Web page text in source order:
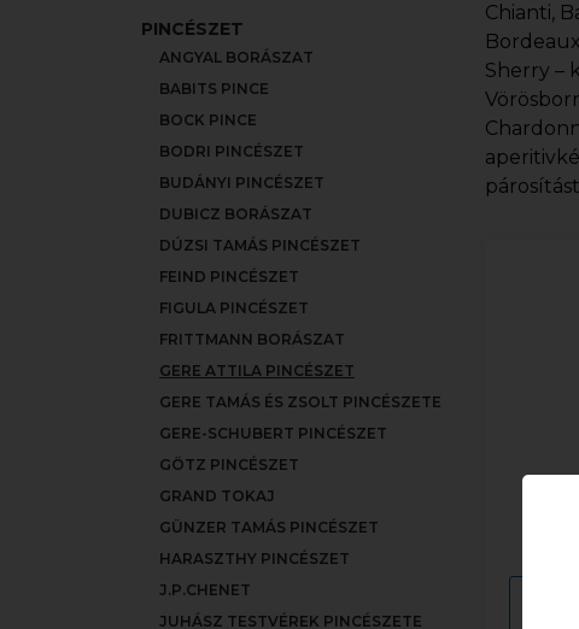
PINCÉSZET
ANGYAL BORÁSZAT
BABITS PINCE
BOCK PINCE
BODRI PINCÉSZET
BUDÁNYI PINCÉSZET
DUBICZ BORÁSZAT
DÚZSI TAMÁS PINCÉSZET
FEIND PINCÉSZET
FIGULA PINCÉSZET
FRITTMANN BORÁSZAT
GERE ATTILA PINCÉSZET
GERE TAMÁS ÉS ZSOLT PINCÉSZETE
GERE-SCHUBERT PINCÉSZET
GÖTZ PINCÉSZET
GRAND TOKAJ
GÜNZER TAMÁS PINCÉSZET
HARASZTHY PINCÉSZET
J.P.CHENET
JUHÁSZ TESTVÉREK PINCÉSZETE
Chianti,
Sherry –